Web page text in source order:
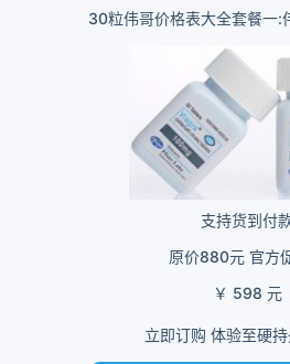
30粒伟哥价格表大全套餐一:
支持货到付
原价880元 官方
￥ 598 元
立即订购 体验至硬